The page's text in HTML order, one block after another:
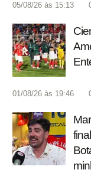
05/08/26 às 15:13
01/08/26 às 19:46